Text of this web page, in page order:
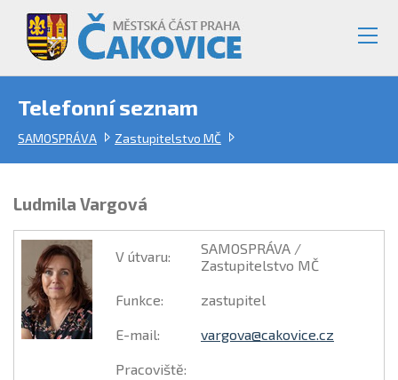
Telefonní seznam
SAMOSPRÁVA Zastupitelstvo MČ
Ludmila Vargová
V útvaru:
SAMOSPRÁVA /
Zastupitelstvo MČ
Funkce: zastupitel
E-mail: vargova@cakovice.cz
Pracoviště: